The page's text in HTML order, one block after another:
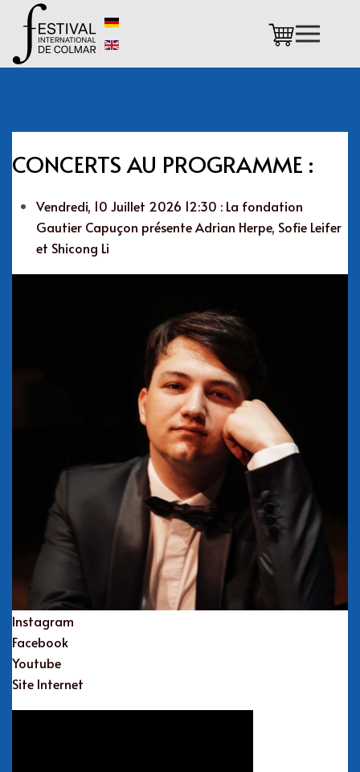
Accéder au contenu principal
CONCERTS AU PROGRAMME :
Vendredi, 10 Juillet 2026 12:30 : La fondation
Gautier Capuçon présente Adrian Herpe, Sofie Leifer
et Shicong Li
Instagram
Facebook
Youtube
Site Internet